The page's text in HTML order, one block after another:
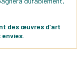
des œuvres d’art